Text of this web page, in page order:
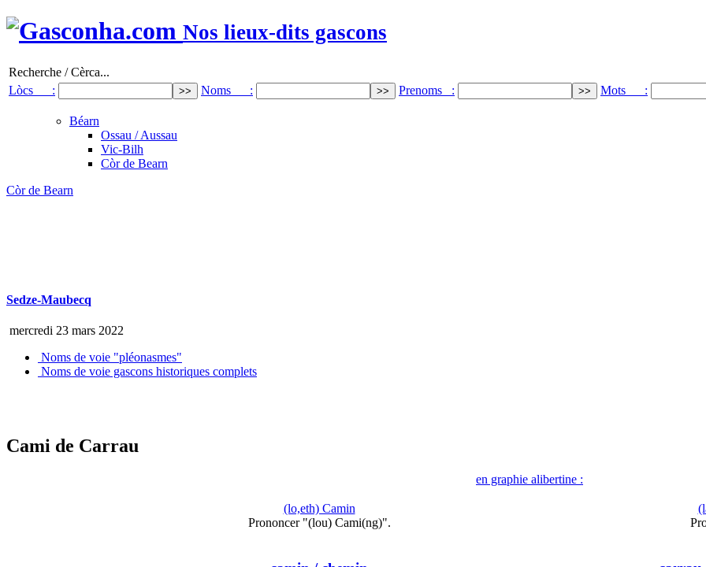
Nos lieux-dits gascons
Recherche / Cèrca...
Lòcs :
Noms : Prenoms : Mots :
Béarn
Ossau / Aussau
Vic-Bilh
Còr de Bearn
Còr de Bearn
Sedze-Maubecq
mercredi 23 mars 2022
Noms de voie "pléonasmes"
Noms de voie gascons historiques complets
Cami de Carrau
en graphie alibertine :
(lo,eth) Camin
Prononcer "(lou) Cami(ng)".